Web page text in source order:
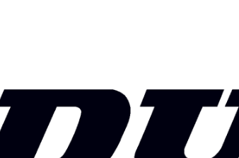
5 SUV [104] H XL